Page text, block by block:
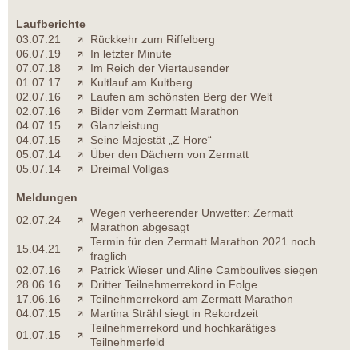
Laufberichte
03.07.21
Rückkehr zum Riffelberg
06.07.19
In letzter Minute
07.07.18
Im Reich der Viertausender
01.07.17
Kultlauf am Kultberg
02.07.16
Laufen am schönsten Berg der Welt
02.07.16
Bilder vom Zermatt Marathon
04.07.15
Glanzleistung
04.07.15
Seine Majestät „Z Hore“
05.07.14
Über den Dächern von Zermatt
05.07.14
Dreimal Vollgas
Meldungen
02.07.24
Wegen verheerender Unwetter: Zermatt
Marathon abgesagt
15.04.21
Termin für den Zermatt Marathon 2021 noch
fraglich
02.07.16
Patrick Wieser und Aline Camboulives siegen
28.06.16
Dritter Teilnehmerrekord in Folge
17.06.16
Teilnehmerrekord am Zermatt Marathon
04.07.15
Martina Strähl siegt in Rekordzeit
01.07.15
Teilnehmerrekord und hochkarätiges
Teilnehmerfeld